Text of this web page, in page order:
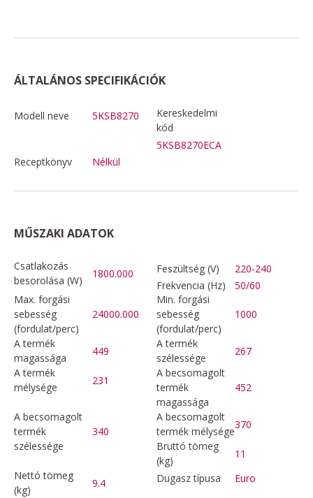
ÁLTALÁNOS SPECIFIKÁCIÓK
Modell neve 5KSB8270
Kereskedelmi
kód
5KSB8270ECA
Receptkönyv
Nélkül
MŰSZAKI ADATOK
Csatlakozás
besorolása (W)
1800.000 Feszültség (V)
220-240
Frekvencia (Hz)
50/60
Max. forgási
sebesség
(fordulat/perc)
24000.000
Min. forgási
sebesség
(fordulat/perc)
1000
A termék
magassága
449
A termék
szélessége
267
A termék
mélysége
231
A becsomagolt
termék
magassága
452
A becsomagolt
termék
szélessége
340
A becsomagolt
termék mélysége
370
Bruttó tömeg
(kg)
11
Nettó tömeg
(kg)
9.4 Dugasz típusa Euro